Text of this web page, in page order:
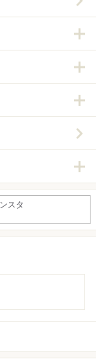
スタ